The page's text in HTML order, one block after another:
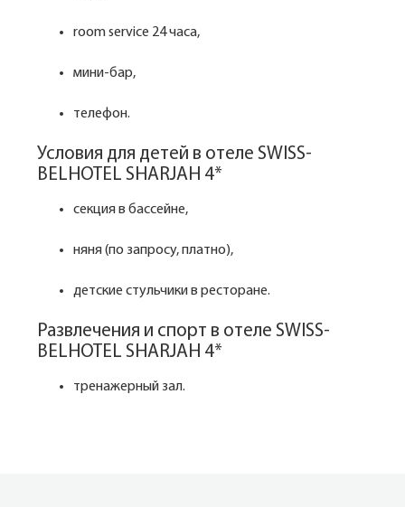
room service 24 часа,
мини-бар,
телефон.
Условия для детей в отеле SWISS-
BELHOTEL SHARJAH 4*
секция в бассейне,
няня (по запросу, платно),
детские стульчики в ресторане.
Развлечения и спорт в отеле SWISS-
BELHOTEL SHARJAH 4*
тренажерный зал.